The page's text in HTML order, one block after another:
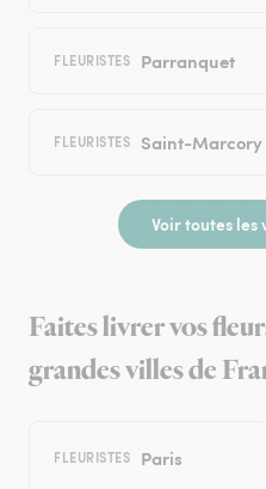
FLEURISTES Parranquet
FLEURISTES Saint-Marcory
Voir toutes les
Faites livrer vos
grandes villes de
FLEURISTES Paris